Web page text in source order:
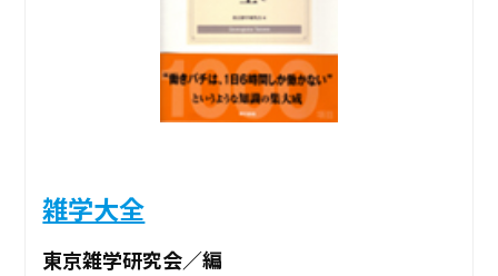
雑学大全
東京雑学研究会／編